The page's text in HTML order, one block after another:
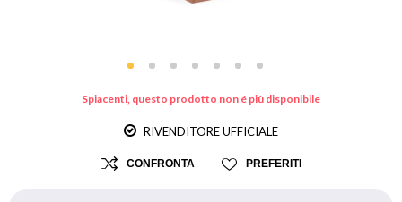
Spiacenti, questo prodotto non é più disponibile
RIVENDITORE UFFICIALE
CONFRONTA PREFERITI